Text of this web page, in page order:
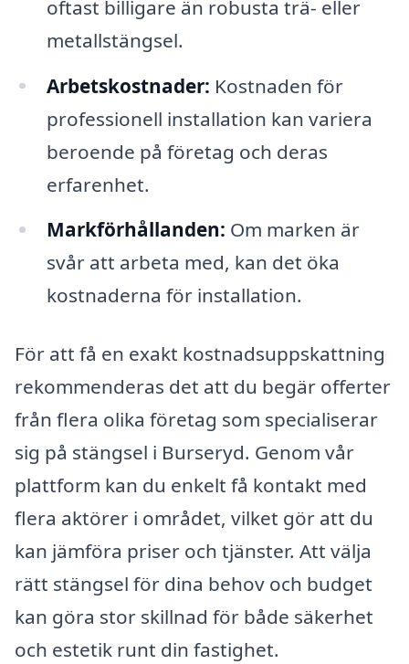
oftast billigare än robusta trä- eller
metallstängsel.
Arbetskostnader: Kostnaden för
professionell installation kan variera
beroende på företag och deras
erfarenhet.
Markförhållanden: Om marken är
svår att arbeta med, kan det öka
kostnaderna för installation.
För att få en exakt kostnadsuppskattning
rekommenderas det att du begär offerter
från flera olika företag som specialiserar
sig på stängsel i Burseryd. Genom vår
plattform kan du enkelt få kontakt med
flera aktörer i området, vilket gör att du
kan jämföra priser och tjänster. Att välja
rätt stängsel för dina behov och budget
kan göra stor skillnad för både säkerhet
och estetik runt din fastighet.